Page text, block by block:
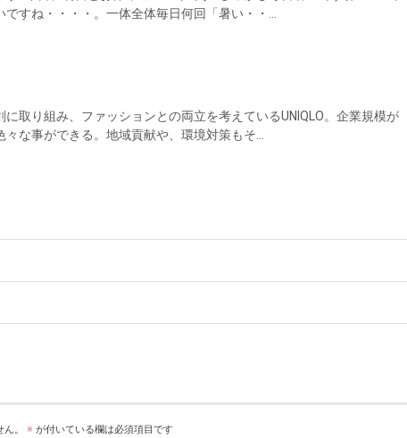
ですね・・・・。一体全体毎日何回「暑い・・...
に取り組み、ファッションとの両立を考えているUNIQLO。企業規模が
々な事ができる。地域貢献や、環境対策もそ...
。 ※ が付いている欄は必須項目です